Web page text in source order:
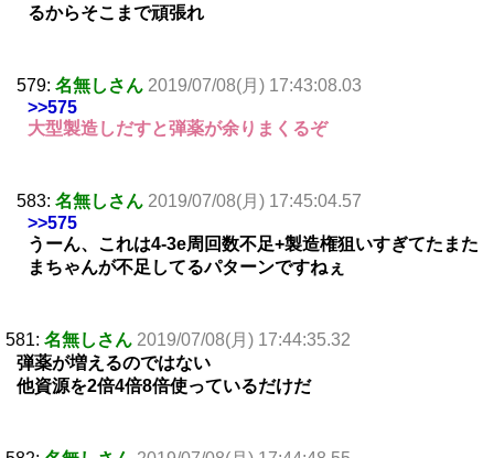
るからそこまで頑張れ
579: 名無しさん 2019/07/08(月) 17:43:08.03
>>575
大型製造しだすと弾薬が余りまくるぞ
583: 名無しさん 2019/07/08(月) 17:45:04.57
>>575
うーん、これは4-3e周回数不足+製造権狙いすぎてたまた
まちゃんが不足してるパターンですねぇ
581: 名無しさん 2019/07/08(月) 17:44:35.32
弾薬が増えるのではない
他資源を2倍4倍8倍使っているだけだ